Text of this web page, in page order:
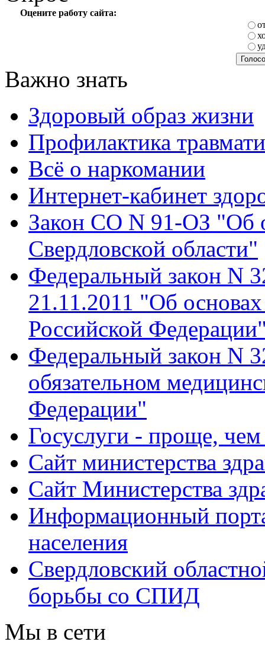
Оцените работу сайта:
Важно знать
Здоровый образ жизни
Профилактика
Всё о наркомании
Интернет-кабинет
Закон СО N 91-ОЗ "Об
Свердловской области"
Федеральный закон N
21.11.2011 "Об
Российской
Федеральный закон N
обязательном
Федерации"
Госуслуги - проще, чем
Сайт министерства
Сайт Министерства
Информационный
населения
Свердловский
борьбы со СПИД
Мы в сети